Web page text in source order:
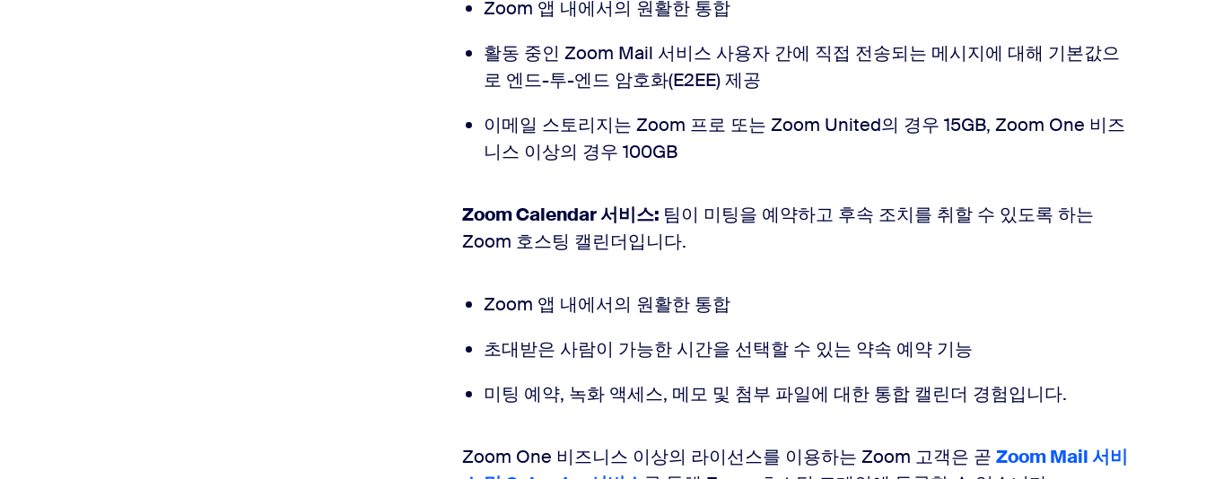
Zoom 앱 내에서의 원활한 통합
활동 중인 Zoom Mail 서비스 사용자 간에 직접 전송되는 메시지에 대해 기본값으
로 엔드-투-엔드 암호화(E2EE) 제공
이메일 스토리지는 Zoom 프로 또는 Zoom United의 경우 15GB, Zoom One 비즈
니스 이상의 경우 100GB
Zoom Calendar 서비스: 팀이 미팅을 예약하고 후속 조치를 취할 수 있도록 하는
Zoom 호스팅 캘린더입니다.
Zoom 앱 내에서의 원활한 통합
초대받은 사람이 가능한 시간을 선택할 수 있는 약속 예약 기능
미팅 예약, 녹화 액세스, 메모 및 첨부 파일에 대한 통합 캘린더 경험입니다.
Zoom One 비즈니스 이상의 라이선스를 이용하는 Zoom 고객은 곧 Zoom Mail 서비